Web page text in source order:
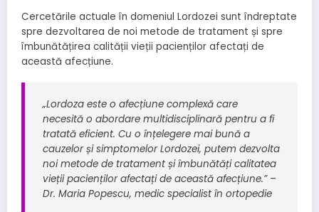
Cercetările actuale în domeniul Lordozei sunt îndreptate
spre dezvoltarea de noi metode de tratament și spre
îmbunătățirea calității vieții pacienților afectați de
această afecțiune.
„Lordoza este o afecțiune complexă care
necesită o abordare multidisciplinară pentru a fi
tratată eficient. Cu o înțelegere mai bună a
cauzelor și simptomelor Lordozei, putem dezvolta
noi metode de tratament și îmbunătăți calitatea
vieții pacienților afectați de această afecțiune.” –
Dr. Maria Popescu, medic specialist în ortopedie